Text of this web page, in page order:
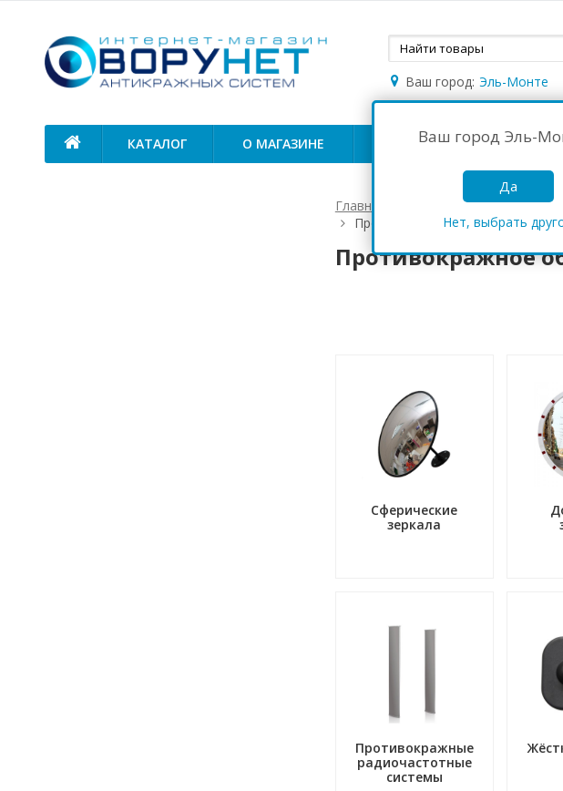
Ваш город: Эль-Монте
Ваш город Эль-
Да
Нет, выбрать
КАТАЛОГ О МАГАЗИНЕ ОПЛАТА И ДОСТАВКА
Главная Антикражные системы
Противокражное оборудование
Противокражное
Сферические
зеркала
Противокражные
радиочастотные
системы